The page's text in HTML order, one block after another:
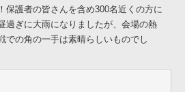
保護者の皆さんを含め300名近くの方に
過ぎに大雨になりましたが、会場の熱
での角の一手は素晴らしいものでし